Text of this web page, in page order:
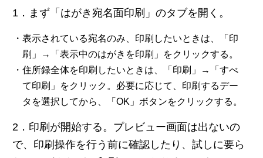
1．まず「はがき宛名面印刷」のタブを開く。
・表示されている宛名のみ、印刷したいときは、「印
刷」→「表示中のはがきを印刷」をクリックする。
・住所録全体を印刷したいときは、「印刷」→「すべ
て印刷」をクリック。必要に応じて、印刷するデー
タを選択してから、「OK」ボタンをクリックする。
2．印刷が開始する。プレビュー画面は出ないの
で、印刷操作を行う前に確認したり、試しに要ら